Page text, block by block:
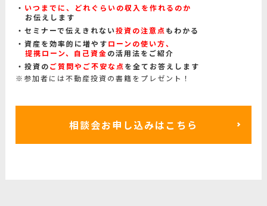
いつまでに、どれぐらいの収入を作れるのか
お伝えします
セミナーで伝えきれない投資の注意点 もわかる
資産を効率的に増やすローンの使い方、
提携ローン、自己資金の活用法をご紹介
投資のご質問やご不安な点 を全てお答えします
※参加者には不動産投資の書籍をプレゼント！
相談会お申し込みはこちら